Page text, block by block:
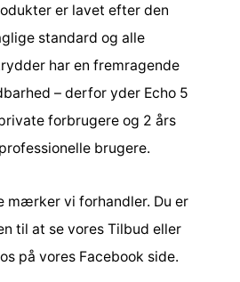
er lavet efter den
standard og alle
har en fremragende
– derfor yder Echo 5
forbrugere og 2 års
brugere.
mærker vi forhandler. Du er
til at se vores Tilbud eller
på vores Facebook side.